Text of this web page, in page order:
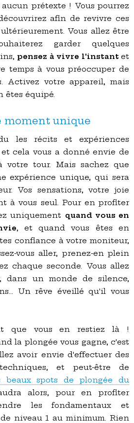
prétexte ! Vous pourrez
afin de revivre ces
Vous allez être
garder quelques
pensez à vivre l'instant et
temps à vous préoccuper de
Activez votre appareil, mais
êtes équipé.
moment unique
les récits et expériences
cela vous a donné envie de
votre tour. Mais sachez que
expérience unique, qui sera
Vos sensations, votre joie
à vous seul. Pour en profiter
uniquement quand vous en
, et quand vous êtes en
confiance à votre moniteur,
vous aller, prenez-en plein
chaque seconde. Vous allez
dans un monde de silence,
Un rêve éveillé qu'il vous
que vous en restiez là !
la plongée vous gagne, c'est
avoir envie d'effectuer des
et peut-être de
beaux spots de plongée du
alors, pour en profiter
les fondamentaux et
niveau 1 au minimum. Rien